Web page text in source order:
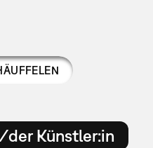
Künstler:in